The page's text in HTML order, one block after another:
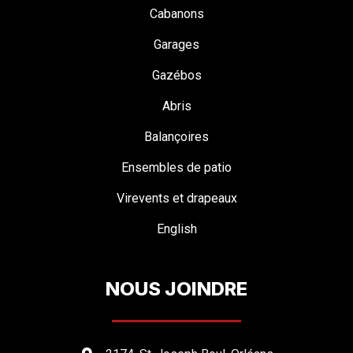
Cabanons
Garages
Gazébos
Abris
Balançoires
Ensembles de patio
Virevents et drapeaux
English
NOUS JOINDRE